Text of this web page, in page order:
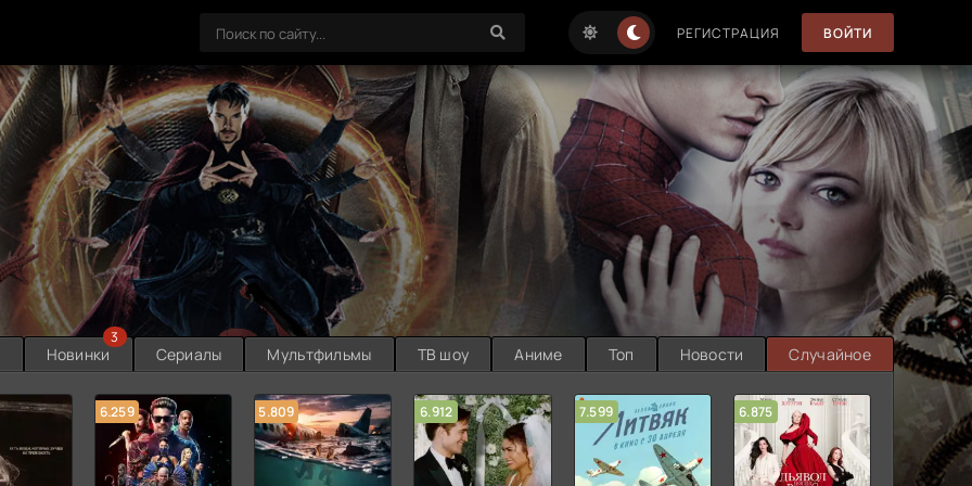
РЕГИСТРАЦИЯ ВОЙТИ
Новинки
3
Сериалы Мультфильмы ТВ шоу Аниме Топ Новости Случайное
6.259 5.809 6.912 7.599 6.875 6.314